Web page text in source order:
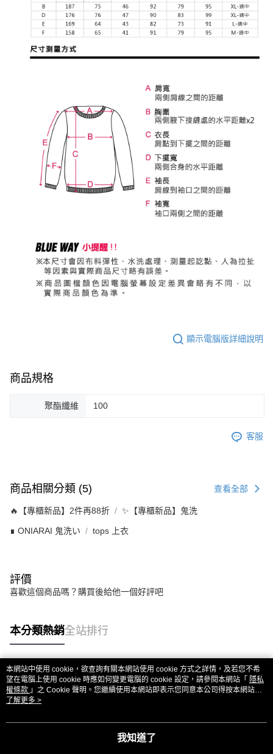
顯示電腦版詳細說明
商品規格
聚酯纖維 100
客服
商品相關分類 (5) 查看全部
🔥【專櫃新品】2件再88折 ✨【專櫃新品】鬼洗
∎ ONIARAI 鬼洗い tops 上衣
評價
喜歡這個商品嗎？購買後給他一個好評吧
本分類熱銷全站排行
熱門標籤
本網站中使用 cookie，欲查詢有關本網站使用 cookie 方式之詳情，及若您不希
望在電腦上使用 cookie 時應如何變更電腦的 cookie 設定，請參閱本網站「 隱私
權條款 」之 Cookie 聲明。您繼續使用本網站即表示您同意本公司得按本網站使
用條款之 Cookie 聲明使用 cookie。
了解更多 >
我知道了